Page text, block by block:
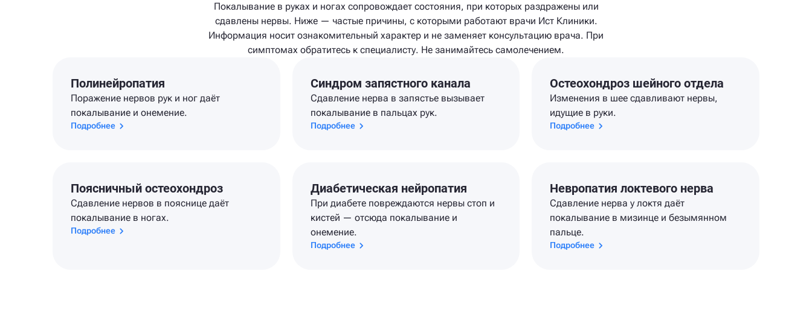
Покалывание в руках и ногах сопровождает состояния, при которых раздражены или
сдавлены нервы. Ниже — частые причины, с которыми работают врачи Ист Клиники.
Информация носит ознакомительный характер и не заменяет консультацию врача. При
симптомах обратитесь к специалисту. Не занимайтесь самолечением.
Полинейропатия
Поражение нервов рук и ног даёт
покалывание и онемение.
Подробнее
Синдром запястного канала
Сдавление нерва в запястье вызывает
покалывание в пальцах рук.
Подробнее
Остеохондроз шейного отдела
Изменения в шее сдавливают нервы,
идущие в руки.
Подробнее
Поясничный остеохондроз
Сдавление нервов в пояснице даёт
покалывание в ногах.
Подробнее
Диабетическая нейропатия
При диабете повреждаются нервы стоп и
кистей — отсюда покалывание и
онемение.
Подробнее
Невропатия локтевого нерва
Сдавление нерва у локтя даёт
покалывание в мизинце и безымянном
пальце.
Подробнее